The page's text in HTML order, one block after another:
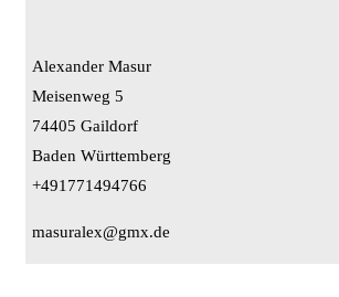
Alexander Masur
Meisenweg 5
74405 Gaildorf
Baden Württemberg
+491771494766
masuralex@gmx.de